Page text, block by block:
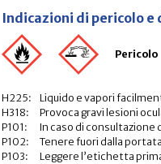
Indicazioni di pericolo e
Pericolo
H225:
Liquido e vapori
H318:
Provoca gravi lesioni
P101:
In caso di
P102:
Tenere fuori dalla
P103:
Leggere l’etichetta